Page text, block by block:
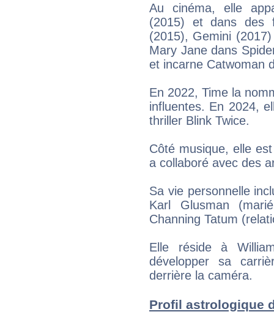
Au cinéma, elle
(2015) et dans des
(2015), Gemini
Mary Jane dans
et incarne Catwoman
En 2022, Time la
influentes. En 2024,
thriller Blink Twice.
Côté musique, elle
a collaboré avec des
Sa vie personnelle
Karl Glusman
Channing Tatum
Elle réside à
développer sa
derrière la caméra.
Profil astrologique